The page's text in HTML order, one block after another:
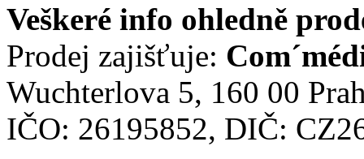
Veškeré info ohledně
Prodej zajišťuje:
Wuchterlova 5, 160 00
IČO: 26195852, DIČ: